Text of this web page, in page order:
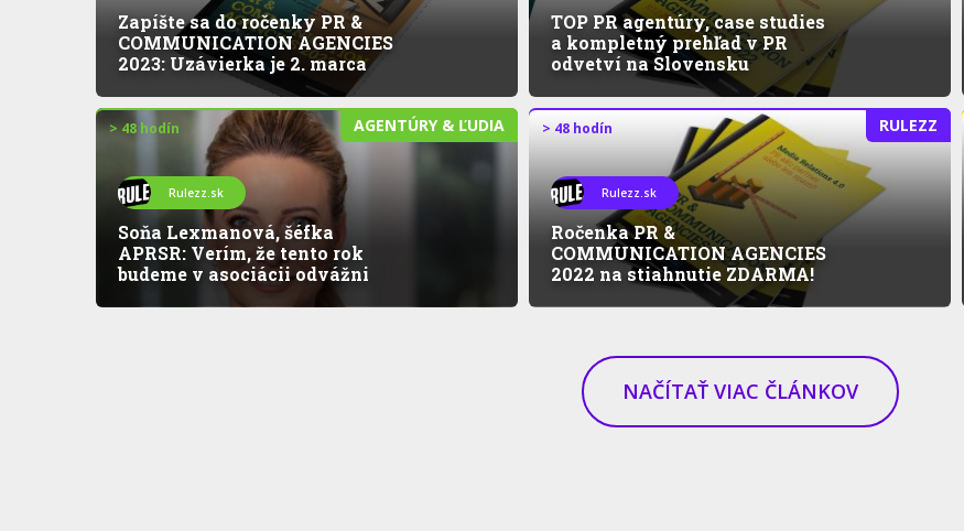
Zapíšte sa do ročenky PR &
COMMUNICATION AGENCIES
2023: Uzávierka je 2. marca
TOP PR agentúry, case studies
a kompletný prehľad v PR
odvetví na Slovensku
AGENTÚRY & ĽUDIA
> 48 hodín
Rulezz.sk
Soňa Lexmanová, šéfka
APRSR: Verím, že tento rok
budeme v asociácii odvážni
RULEZZ
> 48 hodín
Rulezz.sk
Ročenka PR &
COMMUNICATION AGENCIES
2022 na stiahnutie ZDARMA!
NAČÍTAŤ VIAC ČLÁNKOV